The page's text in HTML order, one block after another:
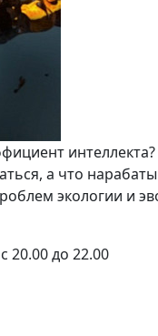
а что
экологии и
20.00 до 22.00